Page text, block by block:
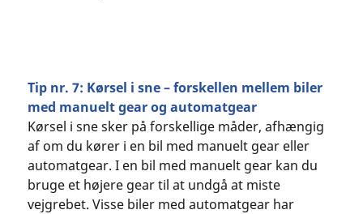
Tip nr. 7: Kørsel i sne – forskellen mellem biler
med manuelt gear og automatgear
Kørsel i sne sker på forskellige måder, afhængig
af om du kører i en bil med manuelt gear eller
automatgear. I en bil med manuelt gear kan du
bruge et højere gear til at undgå at miste
vejgrebet. Visse biler med automatgear har